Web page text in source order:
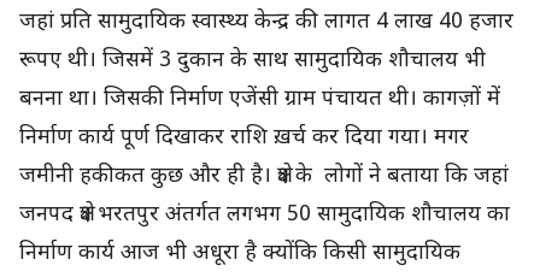
जहां प्रति सामुदायिक स्वास्थ्य केन्द्र की लागत 4 लाख 40 हजार
रूपए थी। जिसमें 3 दुकान के साथ सामुदायिक शौचालय भी
बनना था। जिसकी निर्माण एजेंसी ग्राम पंचायत थी। कागज़ों में
निर्माण कार्य पूर्ण दिखाकर राशि ख़र्च कर दिया गया। मगर
जमीनी हकीकत कुछ और ही है। क्षेत्र के लोगों ने बताया कि जहां
जनपद क्षेत्र भरतपुर अंतर्गत लगभग 50 सामुदायिक शौचालय का
निर्माण कार्य आज भी अधूरा है क्योंकि किसी सामुदायिक